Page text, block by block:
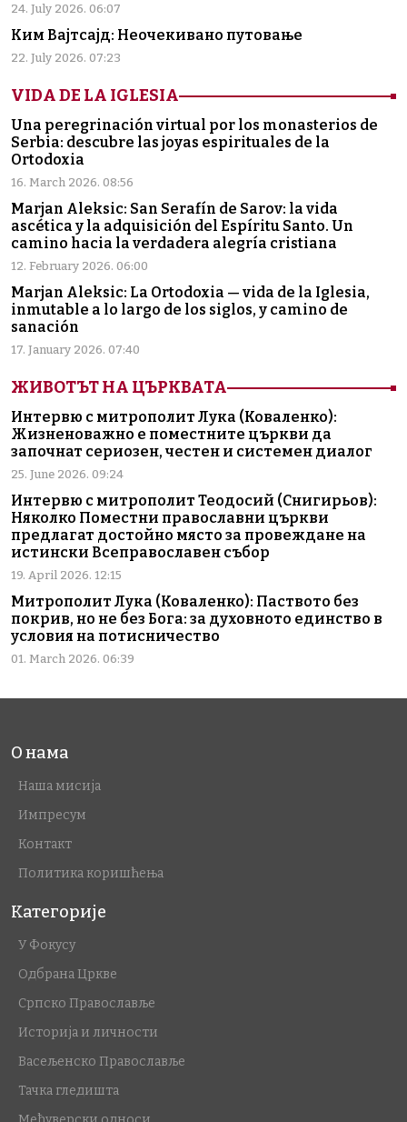
24. July 2026. 06:07
Ким Вајтсајд: Неочекивано путовање
22. July 2026. 07:23
VIDA DE LA IGLESIA
Una peregrinación virtual por los monasterios de
Serbia: descubre las joyas espirituales de la
Ortodoxia
16. March 2026. 08:56
Marjan Aleksic: San Serafín de Sarov: la vida
ascética y la adquisición del Espíritu Santo. Un
camino hacia la verdadera alegría cristiana
12. February 2026. 06:00
Marjan Aleksic: La Ortodoxia — vida de la Iglesia,
inmutable a lo largo de los siglos, y camino de
sanación
17. January 2026. 07:40
ЖИВОТЪТ НА ЦЪРКВАТА
Интервю с митрополит Лука (Коваленко):
Жизненоважно е поместните църкви да
започнат сериозен, честен и системен диалог
25. June 2026. 09:24
Интервю с митрополит Теодосий (Снигирьов):
Няколко Поместни православни църкви
предлагат достойно място за провеждане на
истински Всеправославен събор
19. April 2026. 12:15
Митрополит Лука (Коваленко): Паството без
покрив, но не без Бога: за духовното единство в
условия на потисничество
01. March 2026. 06:39
О нама
Наша мисија
Импресум
Контакт
Политика коришћења
Категорије
У Фокусу
Одбрана Цркве
Српско Православље
Историја и личности
Васељенско Православље
Тачка гледишта